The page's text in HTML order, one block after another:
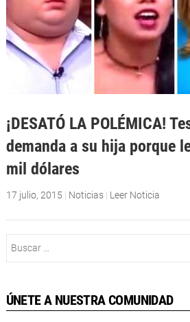
¡DESATÓ LA POLÉMICA!
demanda a su hija porque
mil dólares
17 julio, 2015 | Noticias | Leer Noticia
ÚNETE A NUESTRA COMUNIDAD